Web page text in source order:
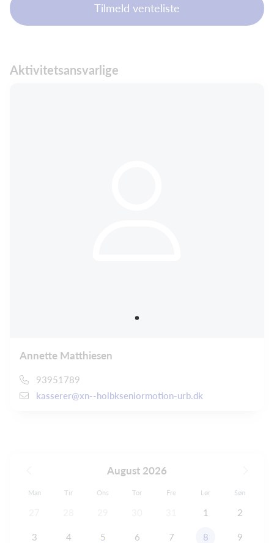
Tilmeld venteliste
Aktivitetsansvarlige
Annette Matthiesen
93951789
kasserer@xn--holbkseniormotion-urb.dk
August 2026
Man Tir Ons Tor Fre Lør Søn
1 2
3 4 5 6 7 8 9